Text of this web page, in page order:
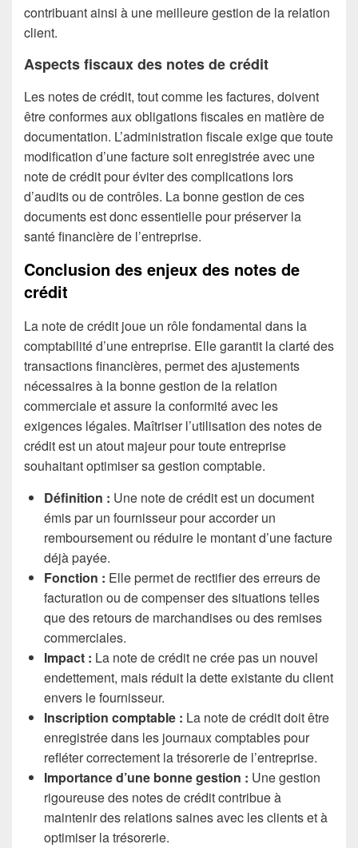
contribuant ainsi à une meilleure gestion de la relation
client.
Aspects fiscaux des notes de crédit
Les notes de crédit, tout comme les factures, doivent
être conformes aux obligations fiscales en matière de
documentation. L’administration fiscale exige que toute
modification d’une facture soit enregistrée avec une
note de crédit pour éviter des complications lors
d’audits ou de contrôles. La bonne gestion de ces
documents est donc essentielle pour préserver la
santé financière de l’entreprise.
Conclusion des enjeux des notes de
crédit
La note de crédit joue un rôle fondamental dans la
comptabilité d’une entreprise. Elle garantit la clarté des
transactions financières, permet des ajustements
nécessaires à la bonne gestion de la relation
commerciale et assure la conformité avec les
exigences légales. Maîtriser l’utilisation des notes de
crédit est un atout majeur pour toute entreprise
souhaitant optimiser sa gestion comptable.
Définition : Une note de crédit est un document
émis par un fournisseur pour accorder un
remboursement ou réduire le montant d’une facture
déjà payée.
Fonction : Elle permet de rectifier des erreurs de
facturation ou de compenser des situations telles
que des retours de marchandises ou des remises
commerciales.
Impact : La note de crédit ne crée pas un nouvel
endettement, mais réduit la dette existante du client
envers le fournisseur.
Inscription comptable : La note de crédit doit être
enregistrée dans les journaux comptables pour
refléter correctement la trésorerie de l’entreprise.
Importance d’une bonne gestion : Une gestion
rigoureuse des notes de crédit contribue à
maintenir des relations saines avec les clients et à
optimiser la trésorerie.